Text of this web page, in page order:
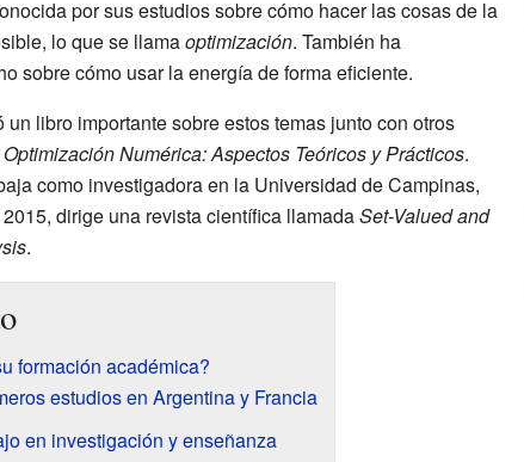
por sus estudios sobre cómo hacer las cosas de la
lo que se llamaoptimización. También ha
sobre cómo usar la energía de forma eficiente.
un libro importante sobre estos temas junto con otros
Optimización Numérica: Aspectos Teóricos y Prácticos.
como investigadora en la Universidad de Campinas,
dirige una revista científica llamadaSet-Valued and
.
formación académica?
estudios en Argentina y Francia
en investigación y enseñanza